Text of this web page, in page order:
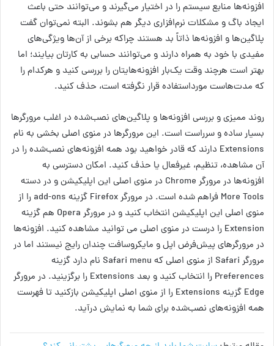
افزونه‌ها منابع سیستم را در اختیار می‌گیرند و می‌توانند حتی باعث
ایجاد باگ و مشکلات نرم‌افزاری دیگر هم بشوند. البته نمی‌توان گفت
پلاگین‌ها و افزونه‌ها ذاتاً بد هستند چراکه برخی از آن‌ها ویژگی‌های
مفیدی با خود به همراه دارند و می‌توانند حسابی به کارتان بیایند؛ اما
بهتر است هرچند وقت یک‌بار افزونه‌هایتان را بررسی کنید و هرکدام را
که مدت‌هاست مورداستفاده قرار نگرفته است، حذف کنید.
روند ممیزی و بررسی افزونه‌ها و پلاگین‌های نصب‌شده در اغلب مرورگرها
بسیار ساده و سرراست است. این مرورگرها در منوی اصلی بخشی به نام
Extensions دارند که قادر خواهید بود همه افزونه‌های نصب‌شده را در
آن مشاهده، تنظیم، غیرفعال یا حذف کنید. امکان دسترسی به
افزونه‌ها در مرورگر Chrome در منوی اصلی این اپلیکیشن و در دسته
More Tools فراهم شده است. در مرورگر Firefox گزینه add-ons را از
منوی اصلی این اپلیکیشن انتخاب کنید و در مرورگر Opera هم گزینه
Extension را درست در منوی اصلی می توانید مشاهده ‌کنید. افزونه‌ها
در مرورگرهای پیش‌فرض اپل و مایکروسافت چندان رایج نیستند اما در
مرورگر Safari از منوی اصلی که Safari menu نام دارد گزینه
Preferences را انتخاب کنید و بعد Extensions را برگزینید. در مرورگر
Edge گزینه Extensions را از منوی اصلی اپلیکیشن بازکنید تا فهرست
همه افزونه‌های نصب‌شده برای شما به نمایش درآید.